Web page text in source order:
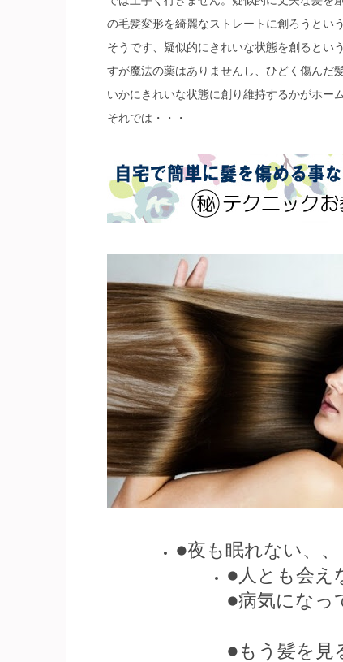
の毛髪変形を綺麗なストレートに創ろうとい
そうです、疑似的にきれいな状態を創るとい
すが魔法の薬はありませんし、ひどく傷んだ
いかにきれいな状態に創り維持するかがホー
それでは・・・
●夜も眠れない、、
●人とも会え
●病気になっ
●もう髪を見